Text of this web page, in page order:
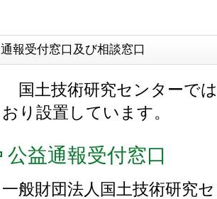
通報受付窓口及び相談窓口
国土技術研究センターで
おり設置しています。
公益通報受付窓口
一般財団法人国土技術研究